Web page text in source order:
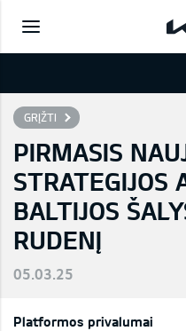
GRĮŽTI
PIRMASIS
STRATEGIJOS
BALTIJOS
RUDENĮ
05.03.25
Platformos privalumai